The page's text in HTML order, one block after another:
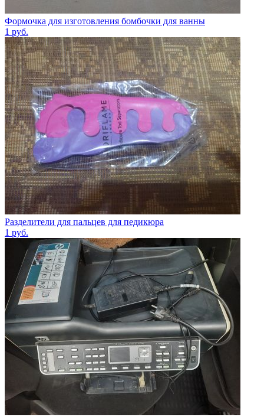
Формочка для изготовления бомбочки для ванны
1 руб.
Разделители для пальцев для педикюра
1 руб.